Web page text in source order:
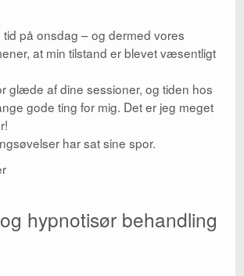
på onsdag – og dermed vores
at min tilstand er blevet væsentligt
glæde af dine sessioner, og tiden hos
gode ting for mig. Det er jeg meget
har sat sine spor.
hypnotisør behandling